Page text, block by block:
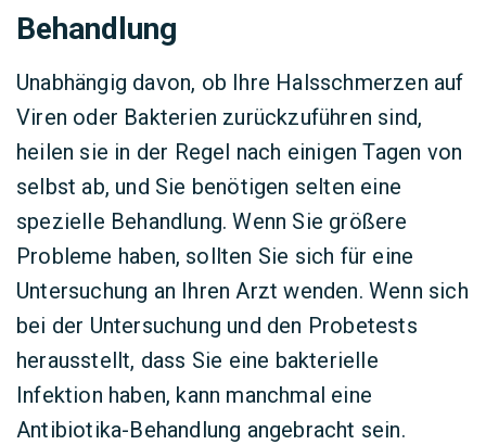
Behandlung
Unabhängig davon, ob Ihre Halsschmerzen auf
Viren oder Bakterien zurückzuführen sind,
heilen sie in der Regel nach einigen Tagen von
selbst ab, und Sie benötigen selten eine
spezielle Behandlung. Wenn Sie größere
Probleme haben, sollten Sie sich für eine
Untersuchung an Ihren Arzt wenden. Wenn sich
bei der Untersuchung und den Probetests
herausstellt, dass Sie eine bakterielle
Infektion haben, kann manchmal eine
Antibiotika-Behandlung angebracht sein.